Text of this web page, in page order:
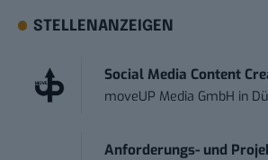
STELLENANZEIGEN
Social Media Content
moveUP Media GmbH in
Anforderungs- und